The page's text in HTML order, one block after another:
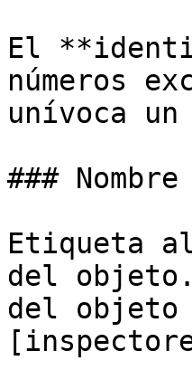
El
números
unívoca
### Nombre
Etiqueta
del
del objeto